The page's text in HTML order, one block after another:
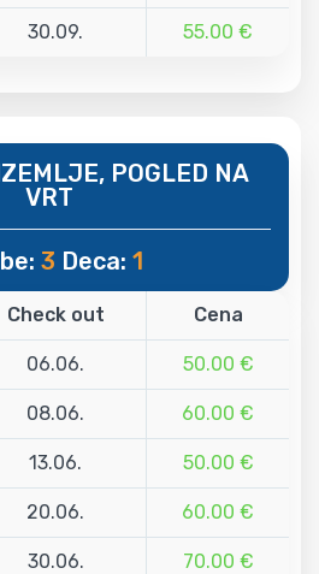
30.09. 55.00 €
POGLED NA
VRT
3 Deca: 1
Check out Cena
06.06. 50.00 €
08.06. 60.00 €
13.06. 50.00 €
20.06. 60.00 €
30.06. 70.00 €